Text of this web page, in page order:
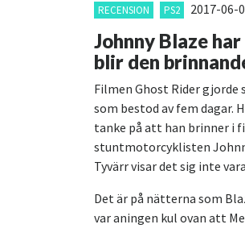
RECENSION PS2 2017-06-
Johnny Blaze
blir den
Filmen Ghost Rider gjorde
som bestod av fem dagar.
tanke på att han brinner i
stuntmotorcyklisten
Tyvärr visar det sig inte
Det är på nätterna som
var aningen kul ovan att